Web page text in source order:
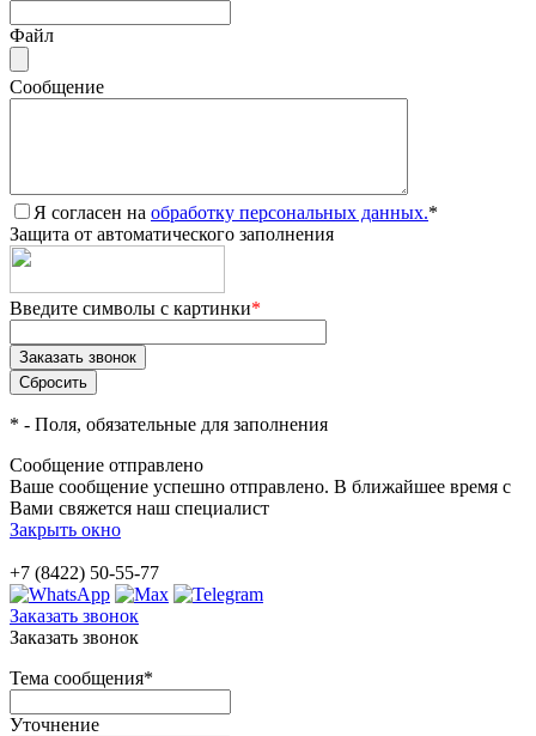
Файл
Сообщение
Я согласен на обработку персональных данных.*
Защита от автоматического заполнения
Введите символы с картинки*
* - Поля, обязательные для заполнения
Сообщение отправлено
Ваше сообщение успешно отправлено. В ближайшее время с
Вами свяжется наш специалист
Закрыть окно
+7 (8422) 50-55-77
Заказать звонок
Заказать звонок
Тема сообщения*
Уточнение